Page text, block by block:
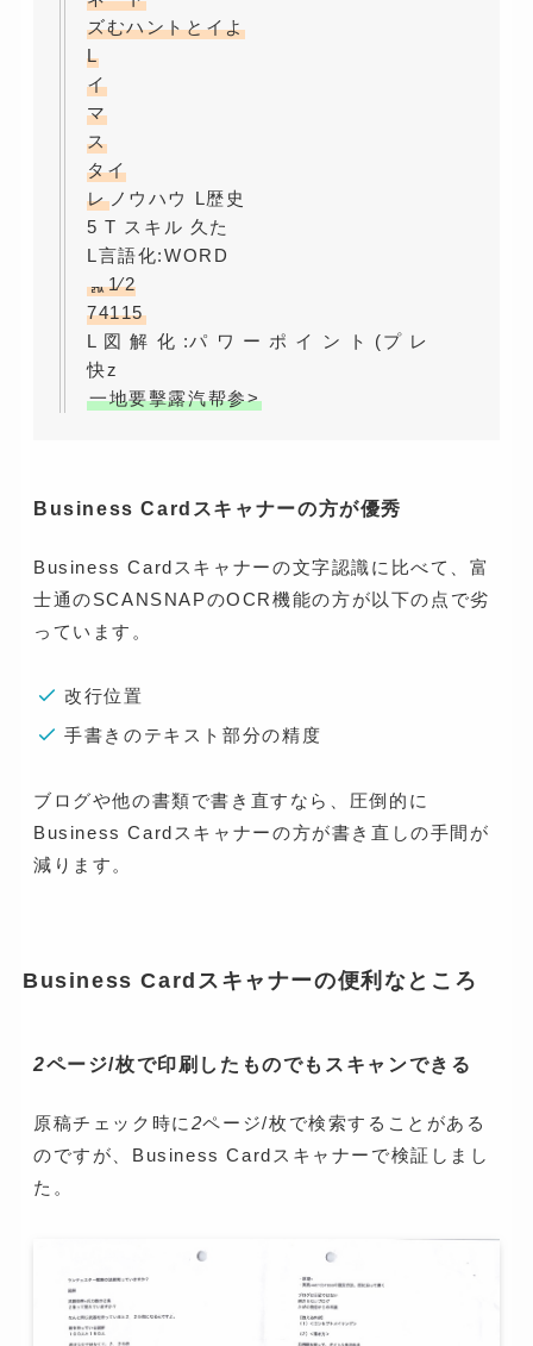
ズむハントとイよ
L
イ
マ
ス
タイ
レノウハウ L歴史
5 T スキル 久た
L言語化:WORD
ᇌ1⁄2
74115
L 図 解 化 :パ ワ ー ポ イ ン ト (プ レ
快z
一地要擊露汽帮参>
Business Cardスキャナーの方が優秀
Business Cardスキャナーの文字認識に比べて、富
士通のSCANSNAPのOCR機能の方が以下の点で劣
っています。
改行位置
手書きのテキスト部分の精度
ブログや他の書類で書き直すなら、圧倒的に
Business Cardスキャナーの方が書き直しの手間が
減ります。
Business Cardスキャナーの便利なところ
2ページ/枚で印刷したものでもスキャンできる
原稿チェック時に 2ページ/枚で検索することがある
のですが、Business Cardスキャナーで検証しまし
た。